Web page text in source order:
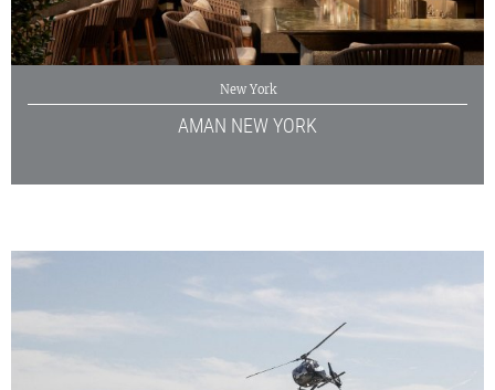
New York
AMAN NEW YORK